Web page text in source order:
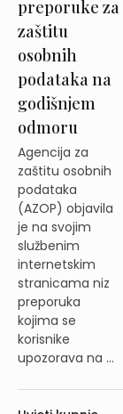
preporuke za
zaštitu
osobnih
podataka na
godišnjem
odmoru
Agencija za
zaštitu osobnih
podataka
(AZOP) objavila
je na svojim
službenim
internetskim
stranicama niz
preporuka
kojima se
korisnike
upozorava na ...